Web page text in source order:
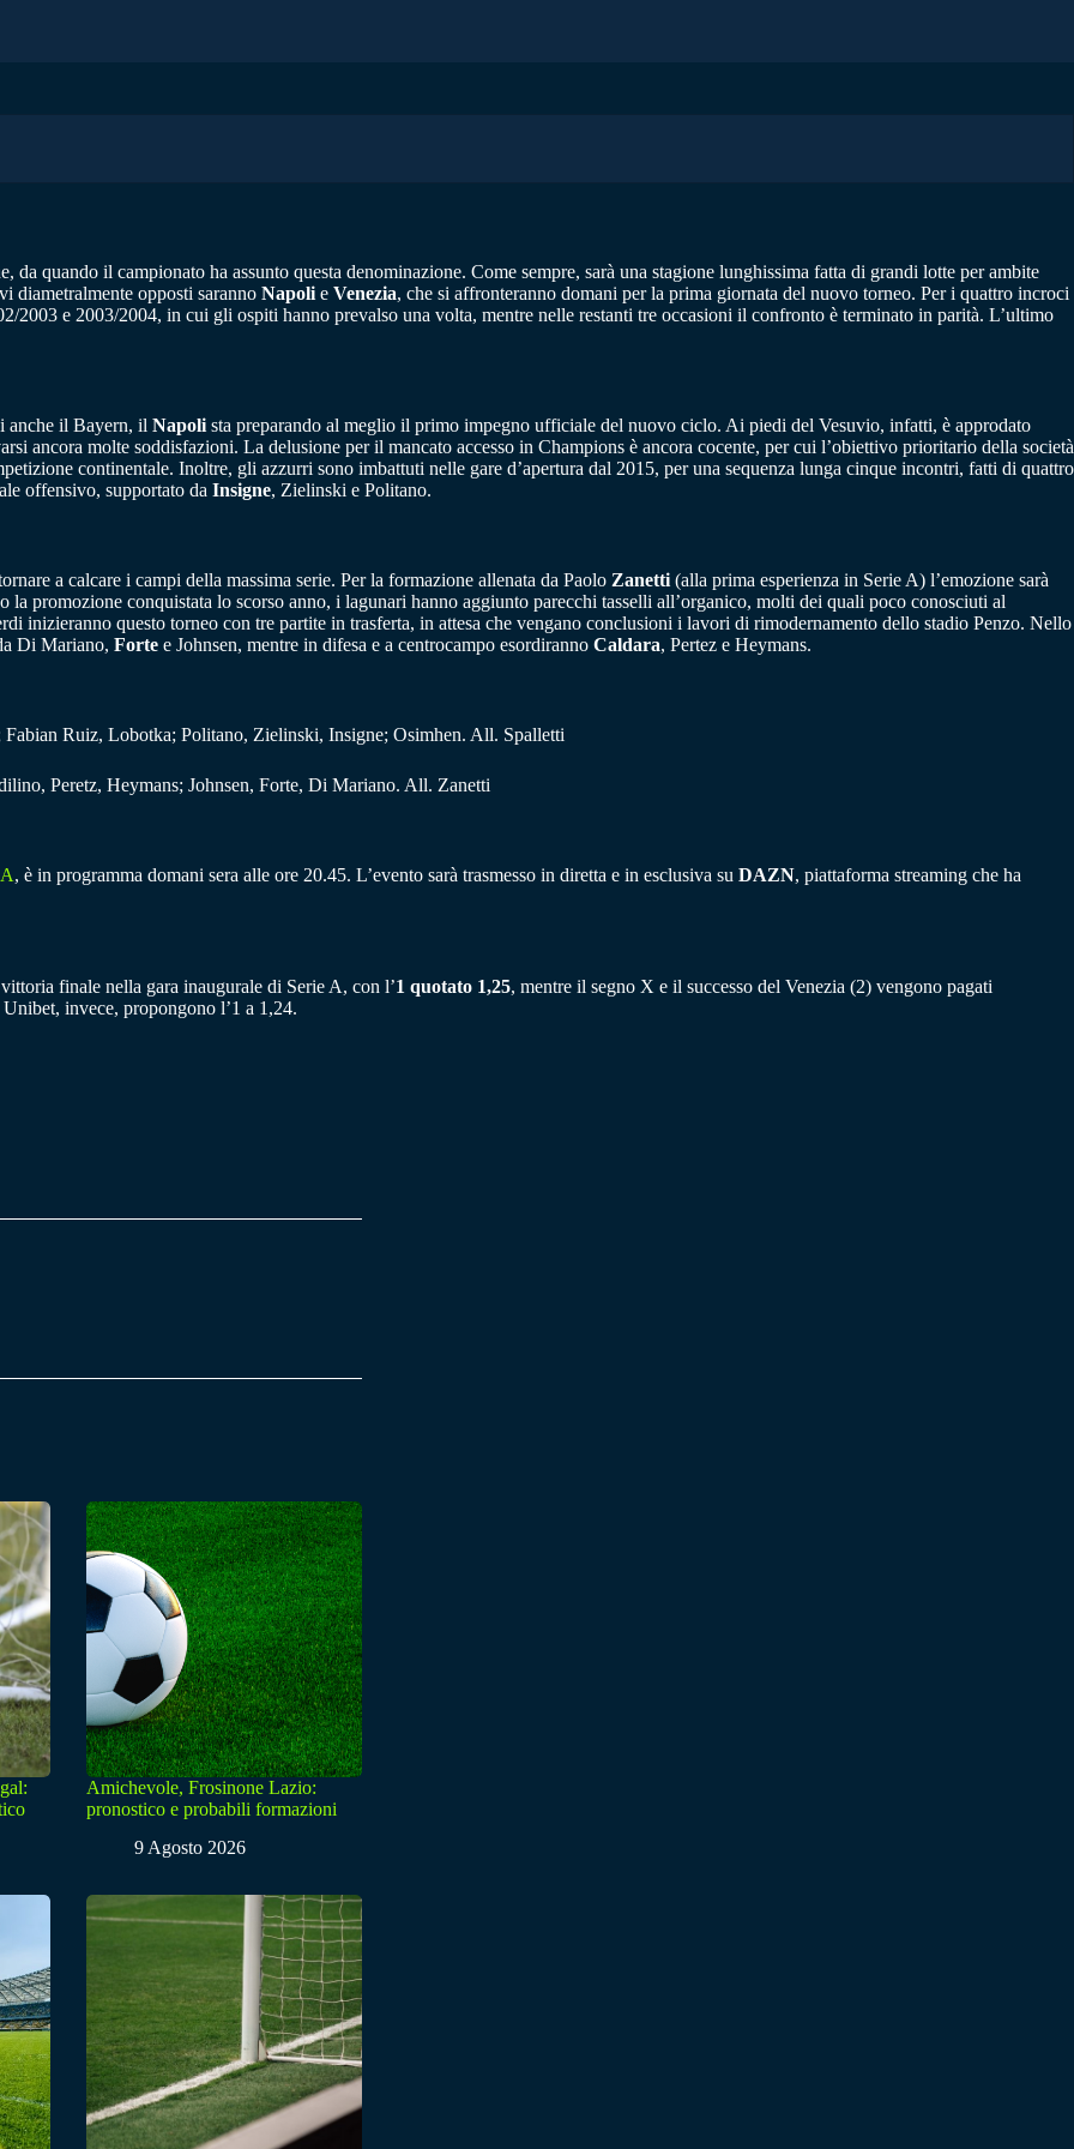
da quando il campionato ha assunto questa denominazione. Come sempre, sarà una stagione lunghissima fatta di grandi lotte per ambite
diametralmente opposti saranno Napoli e Venezia, che si affronteranno domani per la prima giornata del nuovo torneo. Per i quattro incroci
2003 e 2003/2004, in cui gli ospiti hanno prevalso una volta, mentre nelle restanti tre occasioni il confronto è terminato in parità. L’ultimo
anche il Bayern, il Napolista preparando al meglio il primo impegno ufficiale del nuovo ciclo. Ai piedi del Vesuvio, infatti, è approdato
ancora molte soddisfazioni. La delusione per il mancato accesso in Champions è ancora cocente, per cui l’obiettivo prioritario della società
continentale. Inoltre, gli azzurri sono imbattuti nelle gare d’apertura dal 2015, per una sequenza lunga cinque incontri, fatti di quattro
offensivo, supportato da Insigne, Zielinski e Politano.
a calcare i campi della massima serie. Per la formazione allenata da Paolo Zanetti (alla prima esperienza in Serie A) l’emozione sarà
la promozione conquistata lo scorso anno, i lagunari hanno aggiunto parecchi tasselli all’organico, molti dei quali poco conosciuti al
inizieranno questo torneo con tre partite in trasferta, in attesa che vengano conclusioni i lavori di rimodernamento dello stadio Penzo. Nello
Di Mariano, Forte e Johnsen, mentre in difesa e a centrocampo esordiranno Caldara, Pertez e Heymans.
Ruiz, Lobotka; Politano, Zielinski, Insigne; Osimhen. All. Spalletti
Peretz, Heymans; Johnsen, Forte, Di Mariano. All. Zanetti
, è in programma domani sera alle ore 20.45. L’evento sarà trasmesso in diretta e in esclusiva su DAZN, piattaforma streaming che ha
finale nella gara inaugurale di Serie A, con l’1 quotato 1,25, mentre il segno X e il successo del Venezia (2) vengono pagati
invece, propongono l’1 a 1,24.
Amichevole, Frosinone Lazio:
pronostico e probabili formazioni
9 Agosto 2026